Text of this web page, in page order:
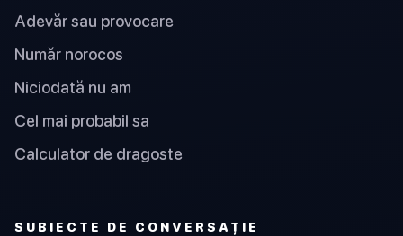
Adevăr sau provocare
Număr norocos
Niciodată nu am
Cel mai probabil sa
Calculator de dragoste
SUBIECTE DE CONVERSAȚIE